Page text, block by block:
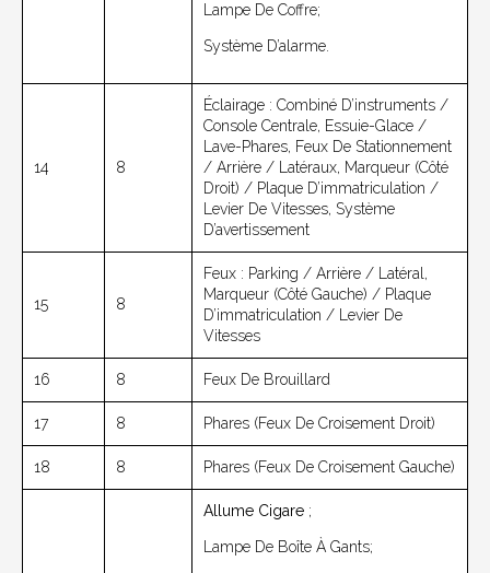
Lampe De Coffre;
Système D’alarme.
14 8
Éclairage : Combiné D’instruments /
Console Centrale, Essuie-Glace /
Lave-Phares, Feux De Stationnement
/ Arrière / Latéraux, Marqueur (côté
Droit) / Plaque D’immatriculation /
Levier De Vitesses, Système
D’avertissement
15 8
Feux : Parking / Arrière / Latéral,
Marqueur (côté Gauche) / Plaque
D’immatriculation / Levier De
Vitesses
16 8 Feux De Brouillard
17 8 Phares (feux De Croisement Droit)
18 8 Phares (feux De Croisement Gauche)
Allume Cigare ;
Lampe De Boîte À Gants;